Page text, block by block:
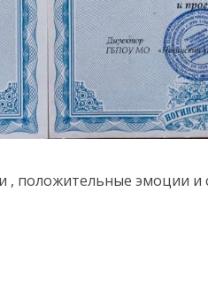
, положительные эмоции